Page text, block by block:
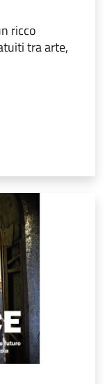
ricco
tra arte,